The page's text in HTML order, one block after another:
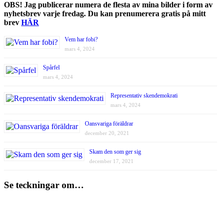
OBS! Jag publicerar numera de flesta av mina bilder i form av
nyhetsbrev varje fredag. Du kan prenumerera gratis på mitt
brev HÄR
Vem har fobi?
mars 4, 2024
Spårfel
mars 4, 2024
Representativ skendemokrati
mars 4, 2024
Oansvariga föräldrar
december 20, 2021
Skam den som ger sig
december 17, 2021
Se teckningar om…